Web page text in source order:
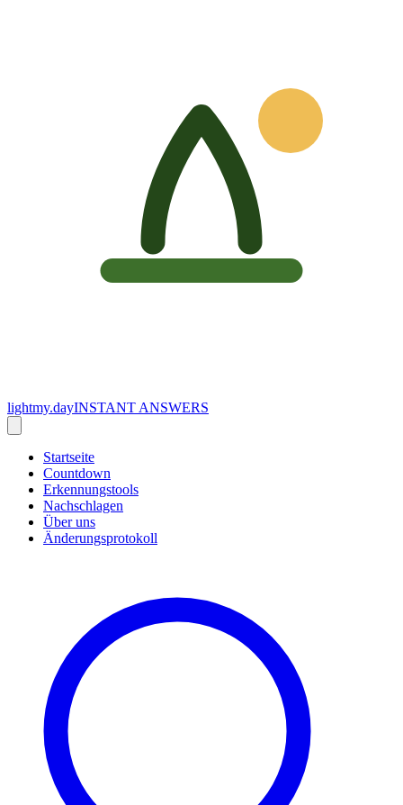
lightmy.dayINSTANT ANSWERS
Startseite
Countdown
Erkennungstools
Nachschlagen
Über uns
Änderungsprotokoll